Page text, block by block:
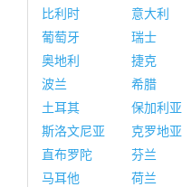
比利时
意大利
葡萄牙
瑞士
奥地利
捷克
波兰
希腊
土耳其
保加利亚
斯洛文尼亚
克罗地亚
直布罗陀
芬兰
马耳他
荷兰